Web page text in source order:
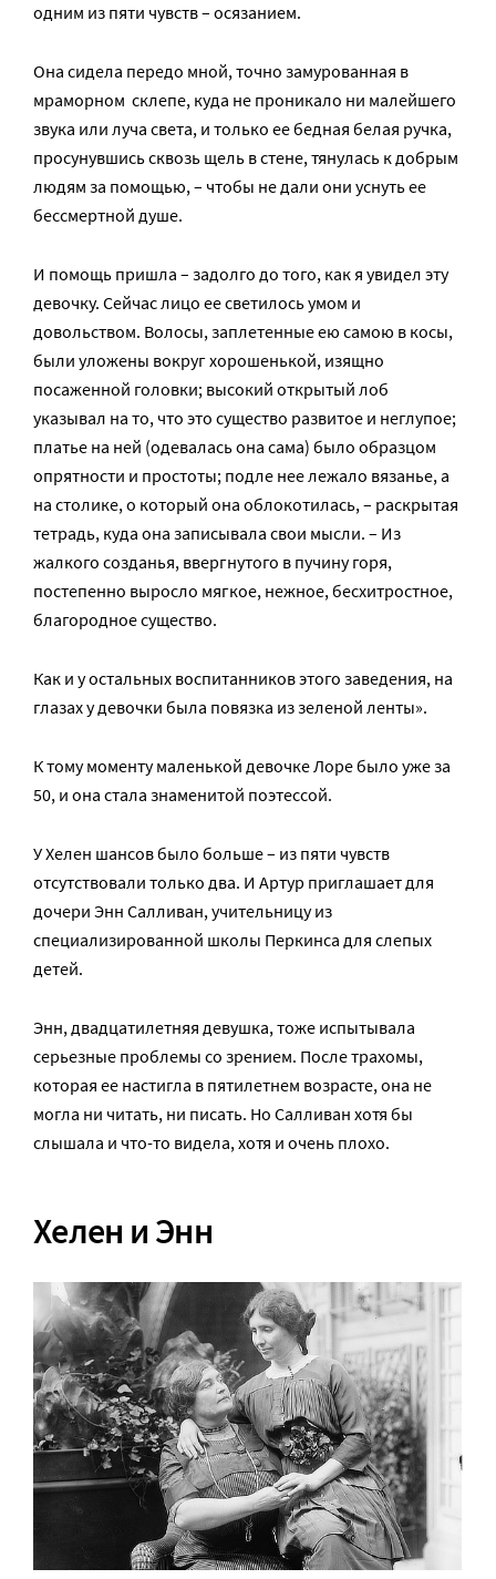
одним из пяти чувств – осязанием.
Она сидела передо мной, точно замурованная в
мраморном склепе, куда не проникало ни малейшего
звука или луча света, и только ее бедная белая ручка,
просунувшись сквозь щель в стене, тянулась к добрым
людям за помощью, – чтобы не дали они уснуть ее
бессмертной душе.
И помощь пришла – задолго до того, как я увидел эту
девочку. Сейчас лицо ее светилось умом и
довольством. Волосы, заплетенные ею самою в косы,
были уложены вокруг хорошенькой, изящно
посаженной головки; высокий открытый лоб
указывал на то, что это существо развитое и неглупое;
платье на ней (одевалась она сама) было образцом
опрятности и простоты; подле нее лежало вязанье, а
на столике, о который она облокотилась, – раскрытая
тетрадь, куда она записывала свои мысли. – Из
жалкого созданья, ввергнутого в пучину горя,
постепенно выросло мягкое, нежное, бесхитростное,
благородное существо.
Как и у остальных воспитанников этого заведения, на
глазах у девочки была повязка из зеленой ленты».
К тому моменту маленькой девочке Лоре было уже за
50, и она стала знаменитой поэтессой.
У Хелен шансов было больше – из пяти чувств
отсутствовали только два. И Артур приглашает для
дочери Энн Салливан, учительницу из
специализированной школы Перкинса для слепых
детей.
Энн, двадцатилетняя девушка, тоже испытывала
серьезные проблемы со зрением. После трахомы,
которая ее настигла в пятилетнем возрасте, она не
могла ни читать, ни писать. Но Салливан хотя бы
слышала и что-то видела, хотя и очень плохо.
Хелен и Энн